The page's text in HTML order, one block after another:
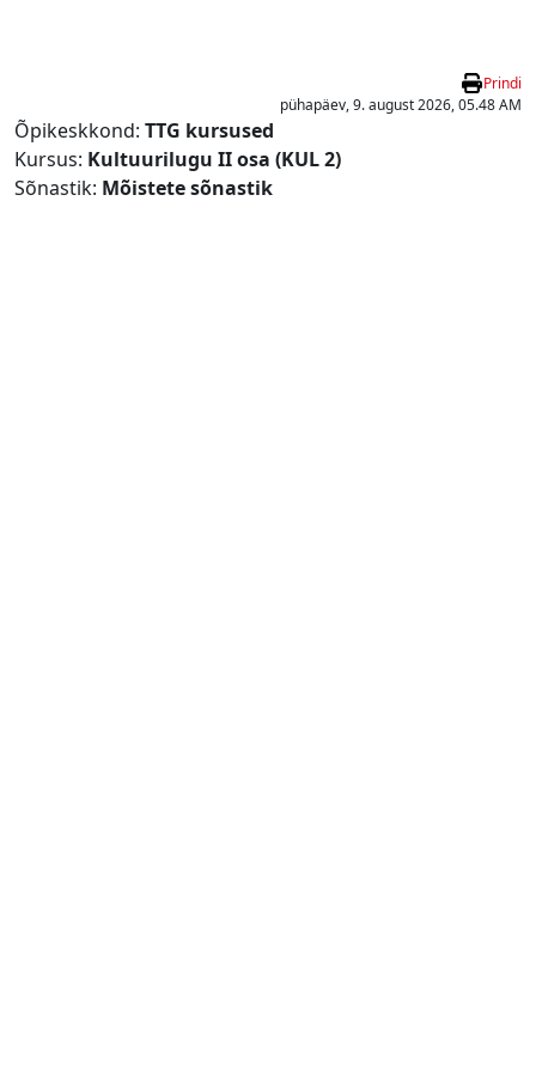
Prindi
pühapäev, 9. august 2026, 05.48 AM
Õpikeskkond: TTG kursused
Kursus: Kultuurilugu II osa (KUL 2)
Sõnastik: Mõistete sõnastik